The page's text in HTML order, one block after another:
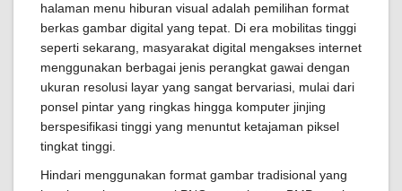
halaman menu hiburan visual adalah pemilihan format
berkas gambar digital yang tepat. Di era mobilitas tinggi
seperti sekarang, masyarakat digital mengakses internet
menggunakan berbagai jenis perangkat gawai dengan
ukuran resolusi layar yang sangat bervariasi, mulai dari
ponsel pintar yang ringkas hingga komputer jinjing
berspesifikasi tinggi yang menuntut ketajaman piksel
tingkat tinggi.
Hindari menggunakan format gambar tradisional yang